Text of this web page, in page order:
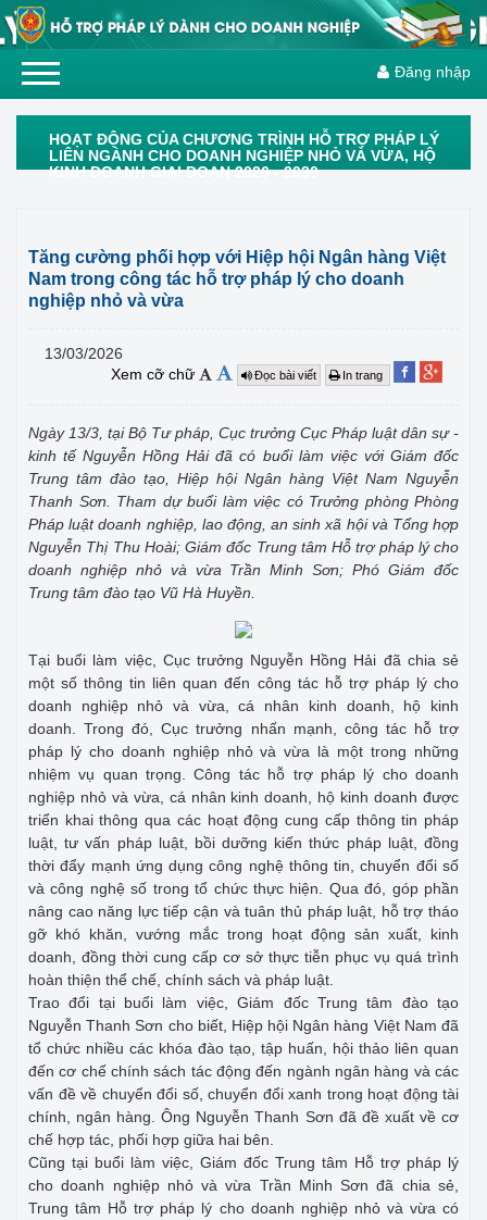
Đăng nhập
HOẠT ĐỘNG CỦA CHƯƠNG TRÌNH HỖ TRỢ PHÁP LÝ
LIÊN NGÀNH CHO DOANH NGHIỆP NHỎ VÀ VỪA, HỘ
KINH DOANH GIAI ĐOẠN 2026 - 2030
Tăng cường phối hợp với Hiệp hội Ngân hàng Việt
Nam trong công tác hỗ trợ pháp lý cho doanh
nghiệp nhỏ và vừa
13/03/2026
Xem cỡ chữ
Đọc bài viết In trang
Ngày 13/3, tại Bộ Tư pháp, Cục trưởng Cục Pháp luật dân sự -
kinh tế Nguyễn Hồng Hải đã có buổi làm việc với Giám đốc
Trung tâm đào tạo, Hiệp hội Ngân hàng Việt Nam Nguyễn
Thanh Sơn. Tham dự buổi làm việc có Trưởng phòng Phòng
Pháp luật doanh nghiệp, lao động, an sinh xã hội và Tổng hợp
Nguyễn Thị Thu Hoài; Giám đốc Trung tâm Hỗ trợ pháp lý cho
doanh nghiệp nhỏ và vừa Trần Minh Sơn; Phó Giám đốc
Trung tâm đào tạo Vũ Hà Huyền.
Tại buổi làm việc, Cục trưởng Nguyễn Hồng Hải đã chia sẻ
một số thông tin liên quan đến công tác hỗ trợ pháp lý cho
doanh nghiệp nhỏ và vừa, cá nhân kinh doanh, hộ kinh
doanh. Trong đó, Cục trưởng nhấn mạnh, công tác hỗ trợ
pháp lý cho doanh nghiệp nhỏ và vừa là một trong những
nhiệm vụ quan trọng. Công tác hỗ trợ pháp lý cho doanh
nghiệp nhỏ và vừa, cá nhân kinh doanh, hộ kinh doanh được
triển khai thông qua các hoạt động cung cấp thông tin pháp
luật, tư vấn pháp luật, bồi dưỡng kiến thức pháp luật, đồng
thời đẩy mạnh ứng dụng công nghệ thông tin, chuyển đổi số
và công nghệ số trong tổ chức thực hiện. Qua đó, góp phần
nâng cao năng lực tiếp cận và tuân thủ pháp luật, hỗ trợ tháo
gỡ khó khăn, vướng mắc trong hoạt động sản xuất, kinh
doanh, đồng thời cung cấp cơ sở thực tiễn phục vụ quá trình
hoàn thiện thể chế, chính sách và pháp luật.
Trao đổi tại buổi làm việc, Giám đốc Trung tâm đào tạo
Nguyễn Thanh Sơn cho biết, Hiệp hội Ngân hàng Việt Nam đã
tổ chức nhiều các khóa đào tạo, tập huấn, hội thảo liên quan
đến cơ chế chính sách tác động đến ngành ngân hàng và các
vấn đề về chuyển đổi số, chuyển đổi xanh trong hoạt động tài
chính, ngân hàng. Ông Nguyễn Thanh Sơn đã đề xuất về cơ
chế hợp tác, phối hợp giữa hai bên.
Cũng tại buổi làm việc, Giám đốc Trung tâm Hỗ trợ pháp lý
cho doanh nghiệp nhỏ và vừa Trần Minh Sơn đã chia sẻ,
Trung tâm Hỗ trợ pháp lý cho doanh nghiệp nhỏ và vừa có